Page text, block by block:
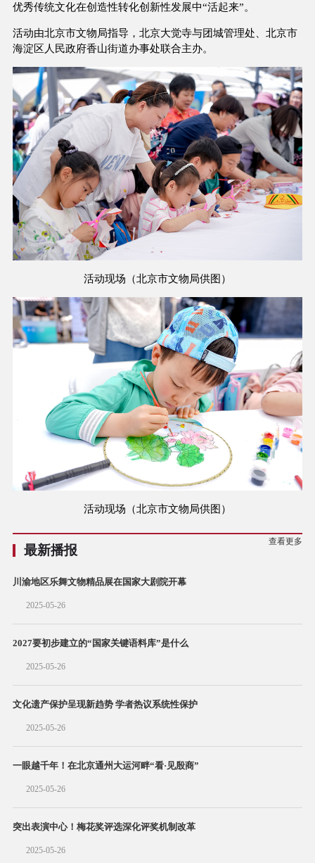
优秀传统文化在创造性转化创新性发展中“活起来”。
活动由北京市文物局指导，北京大觉寺与团城管理处、北京市
海淀区人民政府香山街道办事处联合主办。
活动现场（北京市文物局供图）
活动现场（北京市文物局供图）
最新播报
查看更多
川渝地区乐舞文物精品展在国家大剧院开幕
2025-05-26
2027要初步建立的“国家关键语料库”是什么
2025-05-26
文化遗产保护呈现新趋势 学者热议系统性保护
2025-05-26
一眼越千年！在北京通州大运河畔“看·见殷商”
2025-05-26
突出表演中心！梅花奖评选深化评奖机制改革
2025-05-26